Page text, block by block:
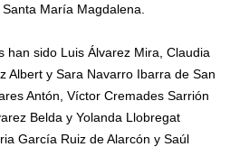
María Magdalena.
han sido Luis Álvarez Mira, Claudia
Albert y Sara Navarro Ibarra de San
Antón, Víctor Cremades Sarrión
Belda y Yolanda Llobregat
García Ruiz de Alarcón y Saúl